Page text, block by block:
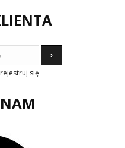
›
się